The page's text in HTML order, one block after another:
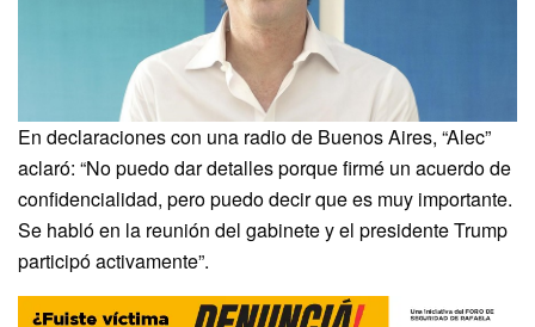
En declaraciones con una radio de Buenos Aires, “Alec”
aclaró: “No puedo dar detalles porque firmé un acuerdo de
confidencialidad, pero puedo decir que es muy importante.
Se habló en la reunión del gabinete y el presidente Trump
participó activamente”.